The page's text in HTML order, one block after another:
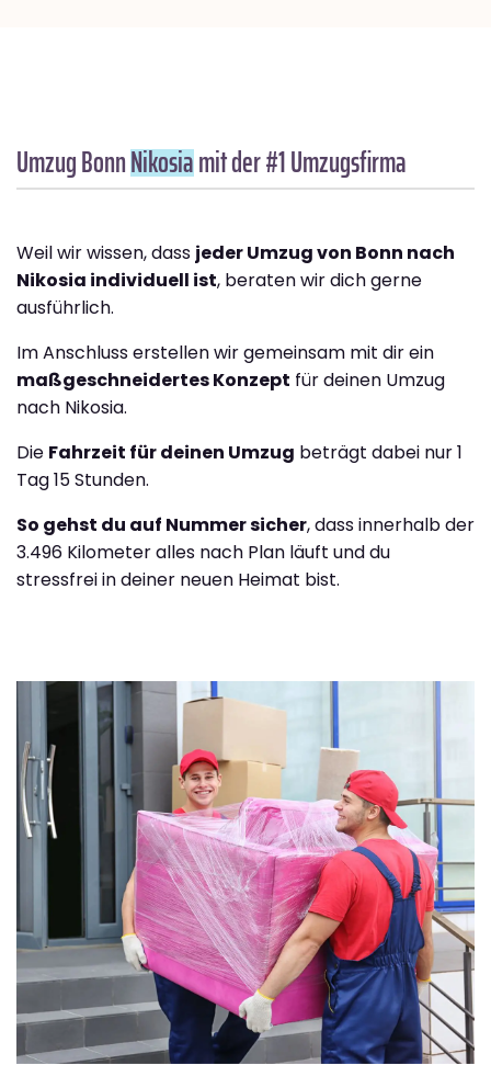
Umzug BonnNikosiamit der #1 Umzugsfirma
Weil wir wissen, dass jeder Umzug von Bonn nach
Nikosia individuell ist, beraten wir dich gerne
ausführlich.
Im Anschluss erstellen wir gemeinsam mit dir ein
maßgeschneidertes Konzept für deinen Umzug
nach Nikosia.
Die Fahrzeit für deinen Umzug beträgt dabei nur 1
Tag 15 Stunden.
So gehst du auf Nummer sicher, dass innerhalb der
3.496 Kilometer alles nach Plan läuft und du
stressfrei in deiner neuen Heimat bist.